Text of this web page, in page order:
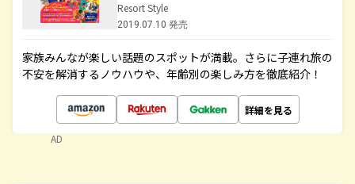
Resort Style
2019.07.10 発売
家族みんなが楽しい話題のスポットが満載。さらに子連れ旅の
不安を解消するノウハウや、年齢別の楽しみ方を徹底紹介！
詳細を見る
AD